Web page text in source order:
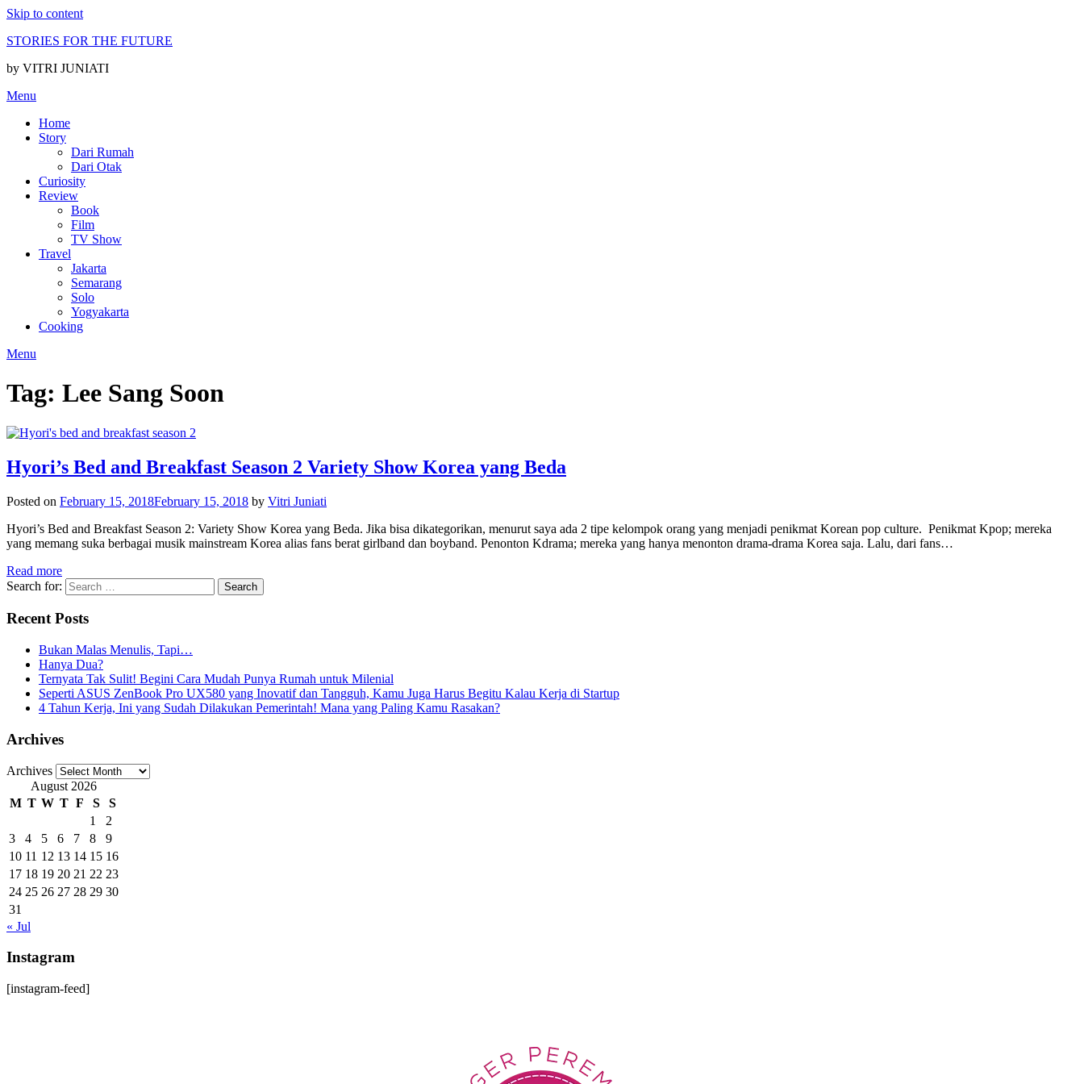
Skip to content
STORIES FOR THE FUTURE
by VITRI JUNIATI
Menu
Home
Story
Dari Rumah
Dari Otak
Curiosity
Review
Book
Film
TV Show
Travel
Jakarta
Semarang
Solo
Yogyakarta
Cooking
Menu
Tag: Lee Sang Soon
Hyori’s Bed and Breakfast Season 2 Variety Show Korea yang Beda
Posted on February 15, 2018February 15, 2018 by Vitri Juniati
Hyori’s Bed and Breakfast Season 2: Variety Show Korea yang Beda. Jika bisa dikategorikan, menurut saya ada 2 tipe kelompok orang yang menjadi penikmat Korean pop culture. Penikmat Kpop; mereka
yang memang suka berbagai musik mainstream Korea alias fans berat girlband dan boyband. Penonton Kdrama; mereka yang hanya menonton drama-drama Korea saja. Lalu, dari fans…
Read more
Search for:
Recent Posts
Bukan Malas Menulis, Tapi…
Hanya Dua?
Ternyata Tak Sulit! Begini Cara Mudah Punya Rumah untuk Milenial
Seperti ASUS ZenBook Pro UX580 yang Inovatif dan Tangguh, Kamu Juga Harus Begitu Kalau Kerja di Startup
4 Tahun Kerja, Ini yang Sudah Dilakukan Pemerintah! Mana yang Paling Kamu Rasakan?
Archives
Archives
August 2026
M T W T F S
S
1
2
3
4 5 6 7 8
9
10 11 12 13 14 15 16
17 18 19 20 21 22 23
24 25 26 27 28 29 30
31
« Jul
Instagram
[instagram-feed]